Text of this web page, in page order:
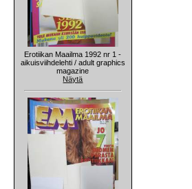
Erotiikan Maailma 1992 nr 1 -
aikuisviihdelehti / adult graphics
magazine
Näytä